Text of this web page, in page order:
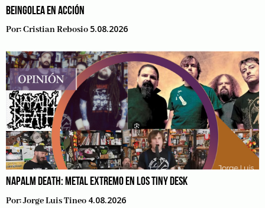
BEINGOLEA EN ACCIÓN
Por:Cristian Rebosio 5.08.2026
NAPALM DEATH: METAL EXTREMO EN LOS TINY DESK
Por:Jorge Luis Tineo 4.08.2026